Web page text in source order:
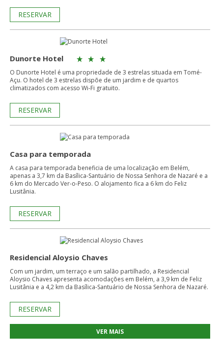
RESERVAR
Dunorte Hotel
O Dunorte Hotel é uma propriedade de 3 estrelas situada em Tomé-
Açu. O hotel de 3 estrelas dispõe de um jardim e de quartos
climatizados com acesso Wi-Fi gratuito.
RESERVAR
Casa para temporada
A casa para temporada beneficia de uma localização em Belém,
apenas a 3,7 km da Basílica-Santuário de Nossa Senhora de Nazaré e a
6 km do Mercado Ver-o-Peso. O alojamento fica a 6 km do Feliz
Lusitânia.
RESERVAR
Residencial Aloysio Chaves
Com um jardim, um terraço e um salão partilhado, a Residencial
Aloysio Chaves apresenta acomodações em Belém, a 3,9 km de Feliz
Lusitânia e a 4,2 km da Basílica-Santuário de Nossa Senhora de Nazaré.
RESERVAR
VER MAIS